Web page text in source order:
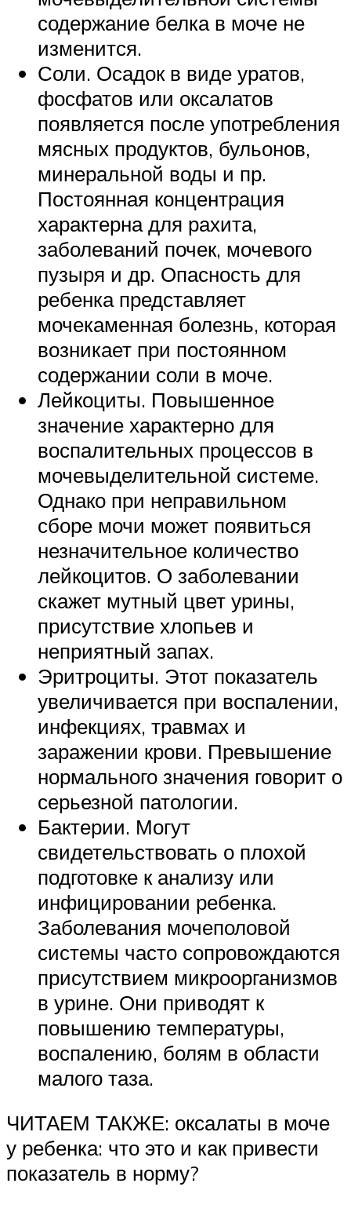
содержание белка в моче не
изменится.
Соли. Осадок в виде уратов,
фосфатов или оксалатов
появляется после употребления
мясных продуктов, бульонов,
минеральной воды и пр.
Постоянная концентрация
характерна для рахита,
заболеваний почек, мочевого
пузыря и др. Опасность для
ребенка представляет
мочекаменная болезнь, которая
возникает при постоянном
содержании соли в моче.
Лейкоциты. Повышенное
значение характерно для
воспалительных процессов в
мочевыделительной системе.
Однако при неправильном
сборе мочи может появиться
незначительное количество
лейкоцитов. О заболевании
скажет мутный цвет урины,
присутствие хлопьев и
неприятный запах.
Эритроциты. Этот показатель
увеличивается при воспалении,
инфекциях, травмах и
заражении крови. Превышение
нормального значения говорит о
серьезной патологии.
Бактерии. Могут
свидетельствовать о плохой
подготовке к анализу или
инфицировании ребенка.
Заболевания мочеполовой
системы часто сопровождаются
присутствием микроорганизмов
в урине. Они приводят к
повышению температуры,
воспалению, болям в области
малого таза.
ЧИТАЕМ ТАКЖЕ: оксалаты в моче
у ребенка: что это и как привести
показатель в норму?